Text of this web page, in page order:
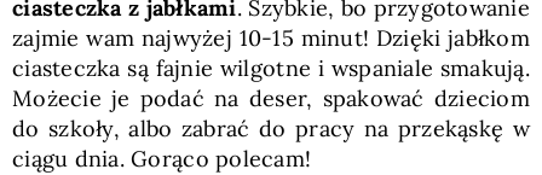
ciasteczka z jabłkami. Szybkie, bo przygotowanie
zajmie wam najwyżej 10-15 minut! Dzięki jabłkom
ciasteczka są fajnie wilgotne i wspaniale smakują.
Możecie je podać na deser, spakować dzieciom
do szkoły, albo zabrać do pracy na przekąskę w
ciągu dnia. Gorąco polecam!